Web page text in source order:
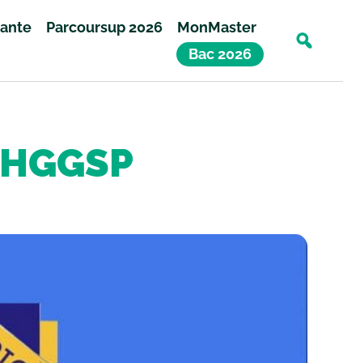
Parcoursup 2026
MonMaster
Bac 2026